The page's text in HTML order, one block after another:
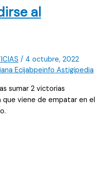
al
/ 4 octubre, 2022
sumar 2 victorias
viene de empatar en el